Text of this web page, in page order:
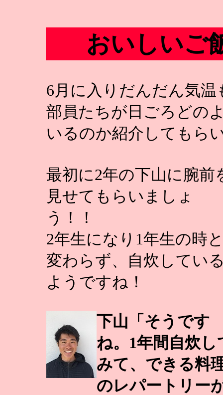
おいしいご
6月に入りだんだん気
部員たちが日ごろどの
いるのか紹介してもら
最初に2年の下山に腕前
見せてもらいましょ
う！！
2年生になり1年生の時
変わらず、自炊してい
ようですね！
下山「そうです
ね。1年間自炊し
みて、できる料
のレパートリー